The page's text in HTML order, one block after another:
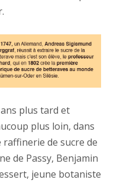
plus tard et
plus loin, dans
raffinerie de sucre de
de Passy, Benjamin
jeune botaniste